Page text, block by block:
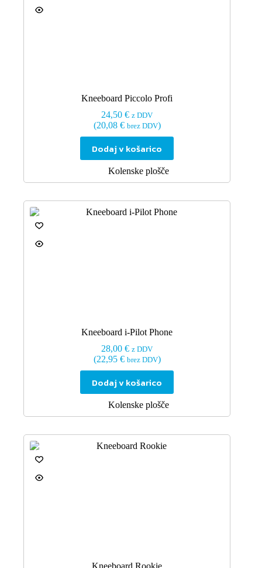
Kneeboard Piccolo Profi
24,50€ z DDV
(20,08 € brez DDV)
Dodaj v košarico
Kolenske plošče
Kneeboard i-Pilot Phone
28,00€ z DDV
(22,95 € brez DDV)
Dodaj v košarico
Kolenske plošče